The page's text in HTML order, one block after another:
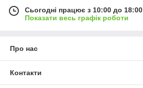
Сьогодні працює з 10:00 до 18:00
Показати весь графік роботи
Про нас
Контакти